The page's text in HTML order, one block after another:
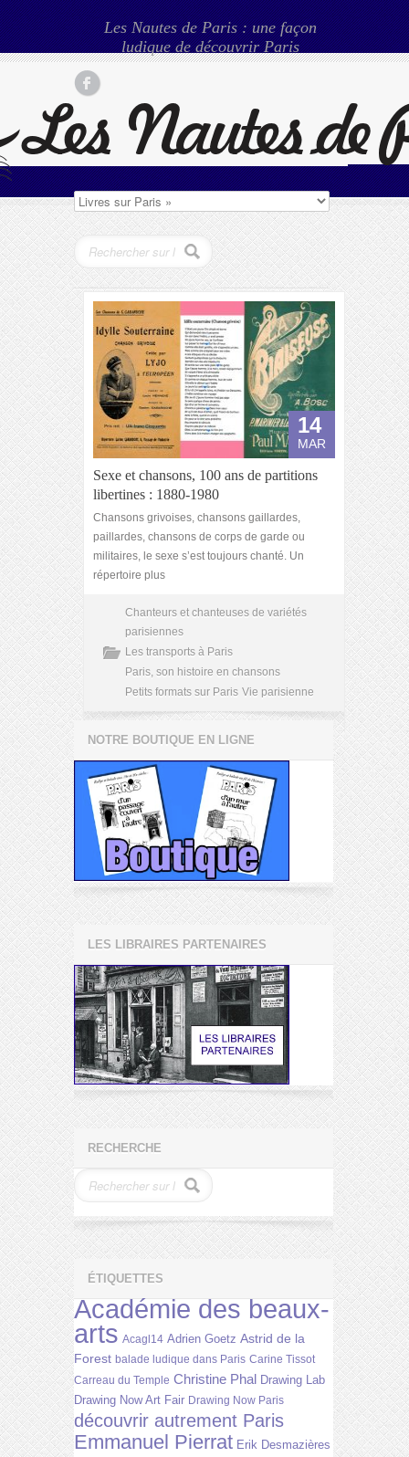
Les Nautes de Paris : une façon
ludique de découvrir Paris
14
MAR
Sexe et chansons, 100 ans de partitions
libertines : 1880-1980
Chansons grivoises, chansons gaillardes,
paillardes, chansons de corps de garde ou
militaires, le sexe s’est toujours chanté. Un
répertoire plus
Chanteurs et chanteuses de variétés
parisiennes
Les transports à Paris
Paris, son histoire en chansons
Petits formats sur Paris Vie parisienne
NOTRE BOUTIQUE EN LIGNE
LES LIBRAIRES PARTENAIRES
RECHERCHE
ÉTIQUETTES
Académie des beaux-
arts Acagl14 Adrien Goetz Astrid de la
Forest balade ludique dans Paris Carine Tissot
Carreau du Temple Christine Phal Drawing Lab
Drawing Now Art Fair Drawing Now Paris
découvrir autrement Paris
Emmanuel Pierrat Erik Desmazières